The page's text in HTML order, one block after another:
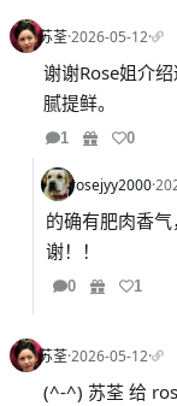
苏荃·2026-05-12·
谢谢Rose姐介
腻提鲜。
1 0
rosejyy2000·
的确有肥肉香
谢！！
0 1
苏荃·2026-05-12·
(^-^) 苏荃 给